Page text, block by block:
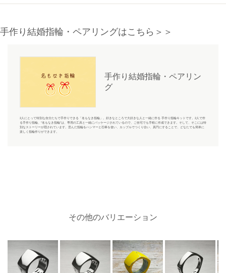
手作り結婚指輪・ペアリングはこちら＞＞
手作り結婚指輪・ペアリン
グ
2人にとって特別な自分たちで手作りできる「名もなき指輪」。好きなところで大好きな人と一緒に作る 手作り指輪キットです。2人で作
る手作り指輪、“名もなき指輪”は、専用の工具と一緒にパッケージされているので、ご自宅でも手軽に作成できます。そして、そこには特
別なストーリーが隠されています。歪んだ指輪をハンマーと芯棒を使い、カップルでつくり合い、真円にすることで、どなたでも簡単に
楽しく指輪作りができます。
その他のバリエーション